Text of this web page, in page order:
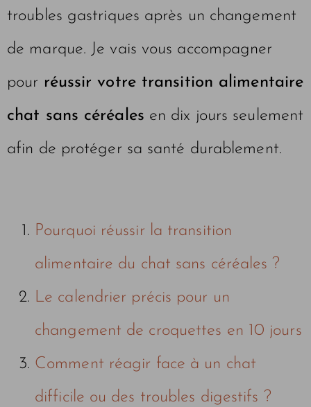
troubles gastriques après un changement
de marque. Je vais vous accompagner
pour réussir votre transition alimentaire
chat sans céréales en dix jours seulement
afin de protéger sa santé durablement.
Pourquoi réussir la transition
alimentaire du chat sans céréales ?
Le calendrier précis pour un
changement de croquettes en 10 jours
Comment réagir face à un chat
difficile ou des troubles digestifs ?